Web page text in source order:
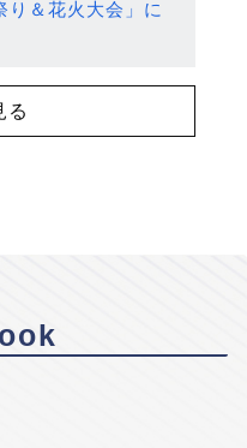
り＆花火大会」に
る